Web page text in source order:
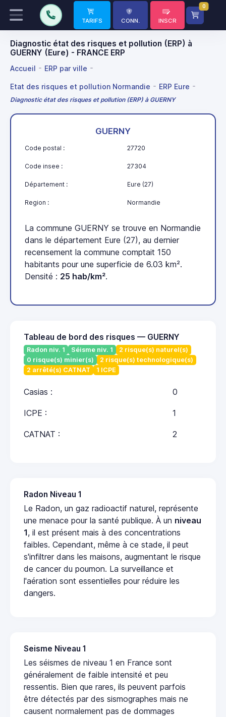
TARIFS CONN. INSCR
0
Diagnostic état des risques et pollution (ERP) à
GUERNY (Eure) - FRANCE ERP
Accueil ERP par ville
Etat des risques et pollution Normandie ERP Eure
Diagnostic état des risques et pollution (ERP) à GUERNY
GUERNY
Code postal : 27720
Code insee : 27304
Département : Eure (27)
Region : Normandie
La commune GUERNY se trouve en Normandie
dans le département Eure (27), au dernier
recensement la commune comptait 150
habitants pour une superficie de 6.03 km².
Densité : 25 hab/km².
Tableau de bord des risques — GUERNY
Radon niv. 1 Séisme niv. 1
2 risque(s) naturel(s)
0 risque(s) minier(s)
2 risque(s) technologique(s)
2 arrêté(s) CATNAT
1 ICPE
Casias : 0
ICPE : 1
CATNAT : 2
Radon Niveau 1
Le Radon, un gaz radioactif naturel, représente
une menace pour la santé publique. À un niveau
1, il est présent mais à des concentrations
faibles. Cependant, même à ce stade, il peut
s'infiltrer dans les maisons, augmentant le risque
de cancer du poumon. La surveillance et
l'aération sont essentielles pour réduire les
dangers.
Seisme Niveau 1
Les séismes de niveau 1 en France sont
généralement de faible intensité et peu
ressentis. Bien que rares, ils peuvent parfois
être détectés par des sismographes mais ne
causent normalement pas de dommages